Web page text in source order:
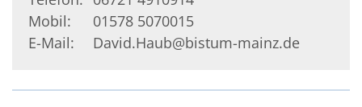
Mobil:
01578 5070015
E-Mail:
David.Haub@bistum-mainz.de